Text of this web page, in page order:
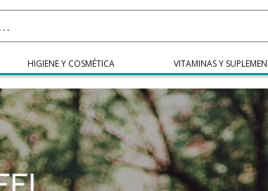
HIGIENE Y COSMÉTICA VITAMINAS Y